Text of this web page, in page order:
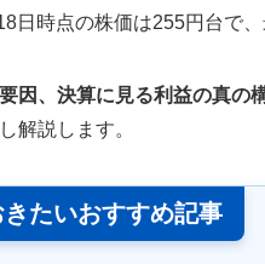
日時点の株価は255円台で
因、決算に見る利益の真の
解説します。
たいおすすめ記事